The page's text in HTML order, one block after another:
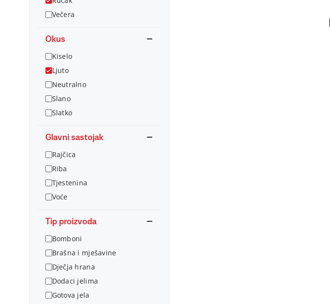
Večera
Okus
Kiselo
Ljuto
Neutralno
Slano
Slatko
Glavni sastojak
Rajčica
Riba
Tjestenina
Voće
Tip proizvoda
Bomboni
Brašna i mješavine
Dječja hrana
Dodaci jelima
Gotova jela